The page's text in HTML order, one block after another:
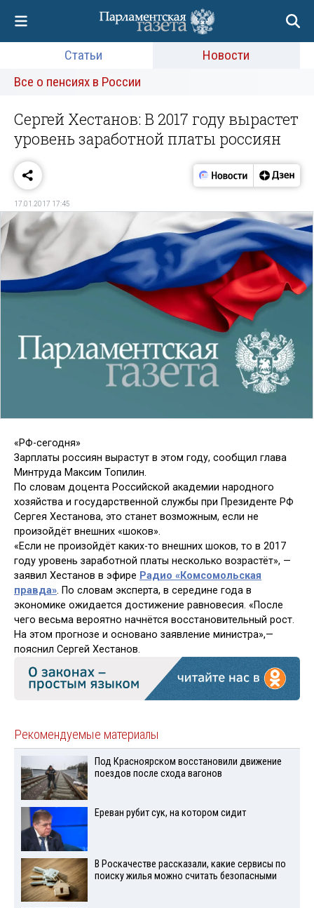
Статьи
Новости
Все о пенсиях в России
Сергей Хестанов: В 2017 году вырастет
уровень заработной платы россиян
17.01.2017 17:45
«РФ-сегодня»
Зарплаты россиян вырастут в этом году, сообщил глава
Минтруда Максим Топилин.
По словам доцента Российской академии народного
хозяйства и государственной службы при Президенте РФ
Сергея Хестанова, это станет возможным, если не
произойдёт внешних «шоков».
«Если не произойдёт каких-то внешних шоков, то в 2017
году уровень заработной платы несколько возрастёт», —
заявил Хестанов в эфире Радио «Комсомольская
правда». По словам эксперта, в середине года в
экономике ожидается достижение равновесия. «После
чего весьма вероятно начнётся восстановительный рост.
На этом прогнозе и основано заявление министра»,—
пояснил Сергей Хестанов.
Рекомендуемые материалы
Под Красноярском восстановили движение
поездов после схода вагонов
Ереван рубит сук, на котором сидит
В Роскачестве рассказали, какие сервисы по
поиску жилья можно считать безопасными